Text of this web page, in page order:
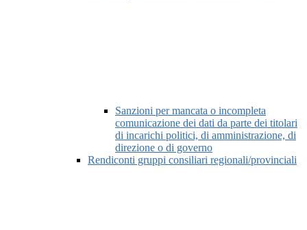
Sanzioni per mancata o incompleta
comunicazione dei dati da parte dei titolari
di incarichi politici, di amministrazione, di
direzione o di governo
Rendiconti gruppi consiliari regionali/provinciali